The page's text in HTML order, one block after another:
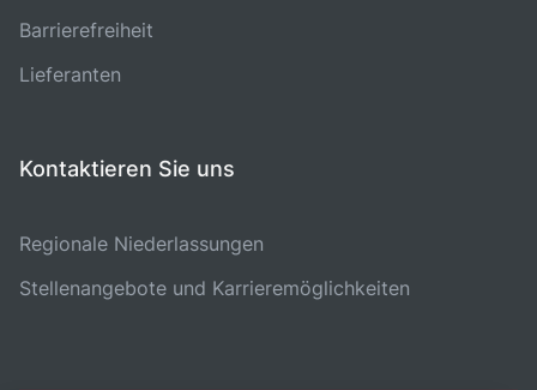
Barrierefreiheit
Lieferanten
Kontaktieren Sie uns
Regionale Niederlassungen
Stellenangebote und Karrieremöglichkeiten